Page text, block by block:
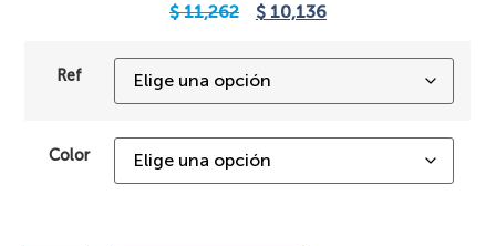
$11,262 $ 10,136
Ref
Color